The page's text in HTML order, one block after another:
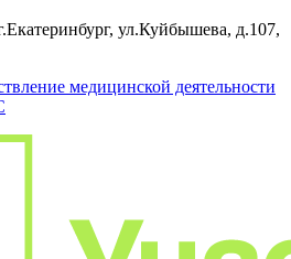
ул.Куйбышева, д.107,
медицинской деятельности